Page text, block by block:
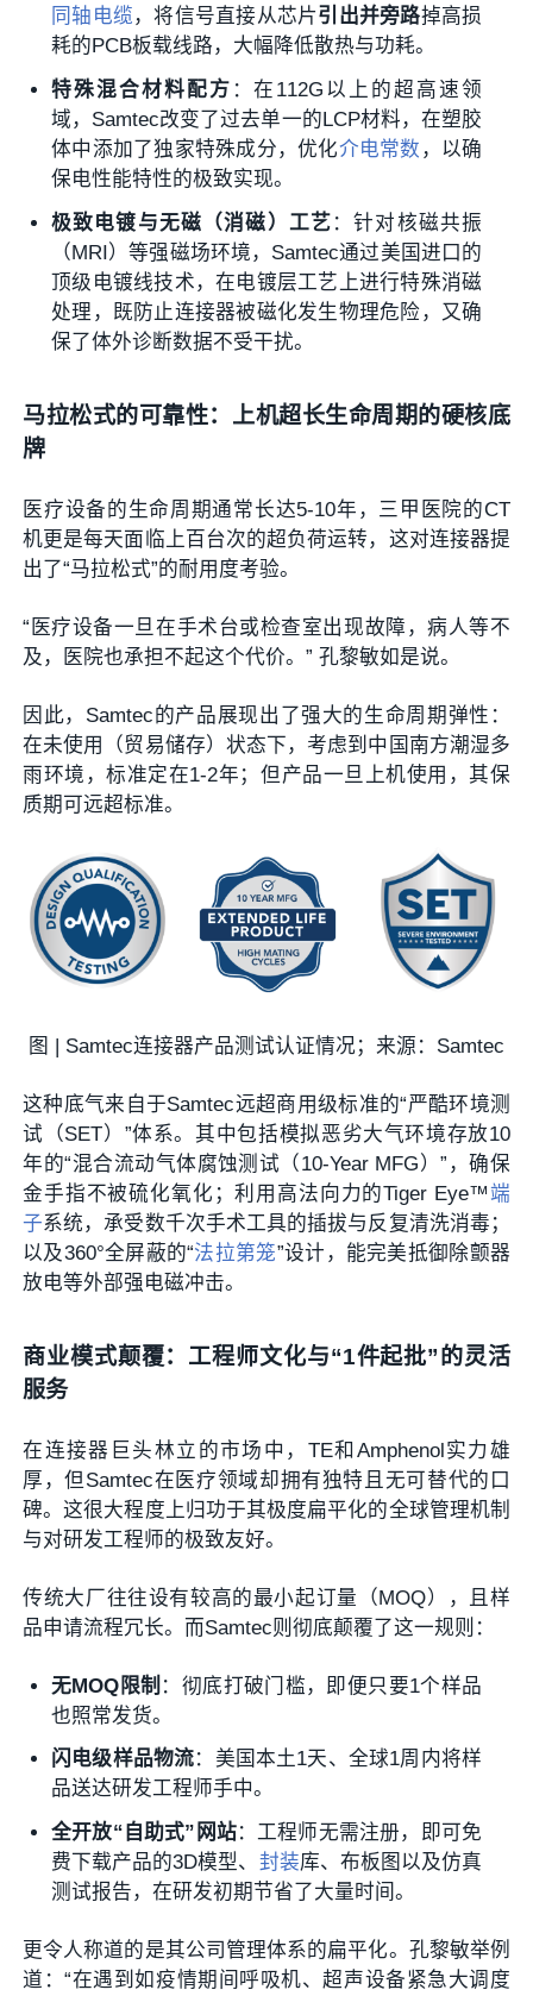
同轴电缆 ，将信号直接从芯片引出并旁路掉高损
耗的PCB板载线路，大幅降低散热与功耗。
特殊混合材料配方 ：在112G以上的超高速领
域，Samtec改变了过去单一的LCP材料，在塑胶
体中添加了独家特殊成分，优化介电常数 ，以确
保电性能特性的极致实现。
极致电镀与无磁（消磁）工艺 ：针对核磁共振
（MRI）等强磁场环境，Samtec通过美国进口的
顶级电镀线技术，在电镀层工艺上进行特殊消磁
处理，既防止连接器被磁化发生物理危险，又确
保了体外诊断数据不受干扰。
马拉松式的可靠性：上机超长生命周期的硬核底
牌
医疗设备的生命周期通常长达5-10年，三甲医院的CT
机更是每天面临上百台次的超负荷运转，这对连接器提
出了“马拉松式”的耐用度考验。
“医疗设备一旦在手术台或检查室出现故障，病人等不
及，医院也承担不起这个代价。” 孔黎敏如是说。
因此，Samtec的产品展现出了强大的生命周期弹性：
在未使用（贸易储存）状态下，考虑到中国南方潮湿多
雨环境，标准定在1-2年；但产品一旦上机使用，其保
质期可远超标准。
图 | Samtec连接器产品测试认证情况；来源：Samtec
这种底气来自于Samtec远超商用级标准的“严酷环境测
试（SET）”体系。其中包括模拟恶劣大气环境存放10
年的“混合流动气体腐蚀测试（10-Year MFG）”，确保
金手指不被硫化氧化；利用高法向力的Tiger Eye™端
子系统，承受数千次手术工具的插拔与反复清洗消毒；
以及360°全屏蔽的“法拉第笼”设计，能完美抵御除颤器
放电等外部强电磁冲击。
商业模式颠覆：工程师文化与“1件起批”的灵活
服务
在连接器巨头林立的市场中，TE和Amphenol实力雄
厚，但Samtec在医疗领域却拥有独特且无可替代的口
碑。这很大程度上归功于其极度扁平化的全球管理机制
与对研发工程师的极致友好。
传统大厂往往设有较高的最小起订量（MOQ），且样
品申请流程冗长。而Samtec则彻底颠覆了这一规则：
无MOQ限制 ：彻底打破门槛，即便只要1个样品
也照常发货。
闪电级样品物流：美国本土1天、全球1周内将样
品送达研发工程师手中。
全开放“自助式”网站：工程师无需注册，即可免
费下载产品的3D模型、 封装库、布板图以及仿真
测试报告，在研发初期节省了大量时间。
更令人称道的是其公司管理体系的扁平化。孔黎敏举例
道：“在遇到如疫情期间呼吸机、超声设备紧急大调度